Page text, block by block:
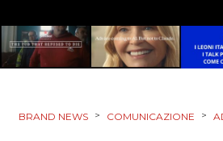
PUNTI VENDITA
CSR
BRAND NEWS > COMUNICAZIONE >